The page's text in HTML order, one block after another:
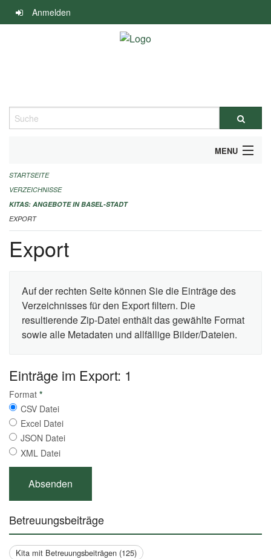
Navigation
überspringen
Anmelden
Suche
MENU
ALLGEMEINE INFORMATIONEN
IMPRESSUM
STARTSEITE
VERZEICHNISSE
KITAS: ANGEBOTE IN BASEL-STADT
EXPORT
Export
Auf der rechten Seite können Sie die Einträge des
Verzeichnisses für den Export filtern. Die
resultierende Zip-Datei enthält das gewählte Format
sowie alle Metadaten und allfällige Bilder/Dateien.
Einträge im Export: 1
Format *
CSV Datei
Excel Datei
JSON Datei
XML Datei
Betreuungsbeiträge
Kita mit Betreuungsbeiträgen (125)